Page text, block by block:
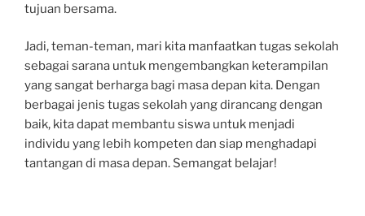
tujuan bersama.
Jadi, teman-teman, mari kita manfaatkan tugas sekolah
sebagai sarana untuk mengembangkan keterampilan
yang sangat berharga bagi masa depan kita. Dengan
berbagai jenis tugas sekolah yang dirancang dengan
baik, kita dapat membantu siswa untuk menjadi
individu yang lebih kompeten dan siap menghadapi
tantangan di masa depan. Semangat belajar!